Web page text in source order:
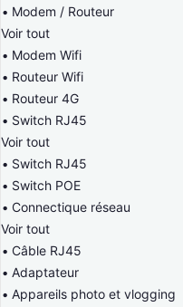
Modem / Routeur
Voir tout
Modem Wifi
Routeur Wifi
Routeur 4G
Switch RJ45
Voir tout
Switch RJ45
Switch POE
Connectique réseau
Voir tout
Câble RJ45
Adaptateur
Appareils photo et vlogging